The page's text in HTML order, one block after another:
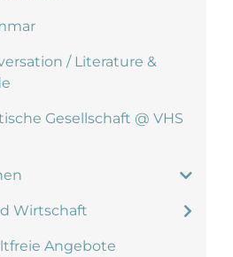
/ Literature &
Gesellschaft @ VHS
Wirtschaft
Angebote